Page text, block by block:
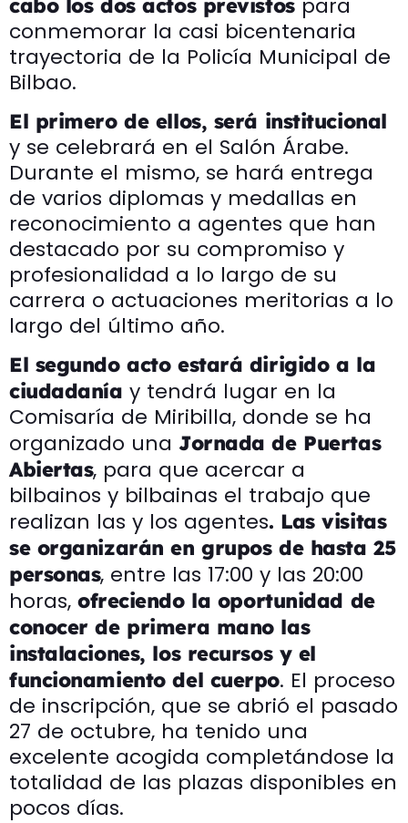
cabo los dos actos previstospara
conmemorar la casi bicentenaria
trayectoria de la Policía Municipal de
Bilbao.
El primero de ellos, será institucional
y se celebrará en el Salón Árabe.
Durante el mismo, se hará entrega
de varios diplomas y medallas en
reconocimiento a agentes que han
destacado por su compromiso y
profesionalidad a lo largo de su
carrera o actuaciones meritorias a lo
largo del último año.
El segundo acto estará dirigido a la
ciudadanía y tendrá lugar en la
Comisaría de Miribilla, donde se ha
organizado una Jornada de Puertas
Abiertas, para que acercar a
bilbainos y bilbainas el trabajo que
realizan las y los agentes. Las visitas
se organizarán en grupos de hasta 25
personas, entre las 17:00 y las 20:00
horas, ofreciendo la oportunidad de
conocer de primera mano las
instalaciones, los recursos y el
funcionamiento del cuerpo. El proceso
de inscripción, que se abrió el pasado
27 de octubre, ha tenido una
excelente acogida completándose la
totalidad de las plazas disponibles en
pocos días.